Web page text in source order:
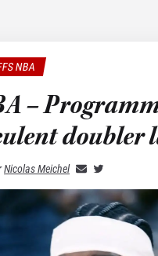
NBA
–
doubler
Nicolas Meichel